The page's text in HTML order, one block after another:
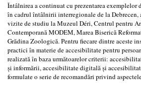
Întâlnirea a continuat cu prezentarea exemplelor
în cadrul întâlnirii interregionale de la Debrecen,
vizite de studiu la Muzeul Déri, Centrul pentru
Contemporană MODEM, Marea Biserică
Grădina Zoologică. Pentru fiecare dintre aceste
practici în materie de accesibilitate pentru
realizată în baza următoarelor criterii:
și informării, accesibilitate digitală și
formulate o serie de recomandări privind